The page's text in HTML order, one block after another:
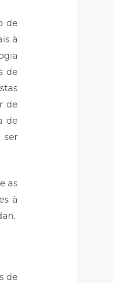
de
à
de
de
de
ser
as
à
de